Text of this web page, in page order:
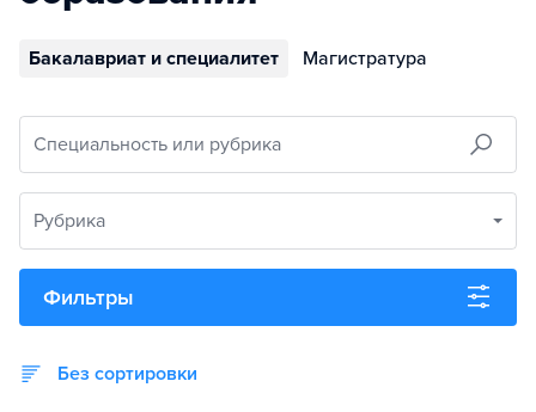
Бакалавриат и специалитет Магистратура
Специальность или рубрика
Рубрика
Фильтры
Без сортировки